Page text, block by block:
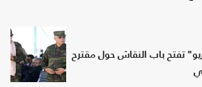
تفتح باب النقاش حول مقترح